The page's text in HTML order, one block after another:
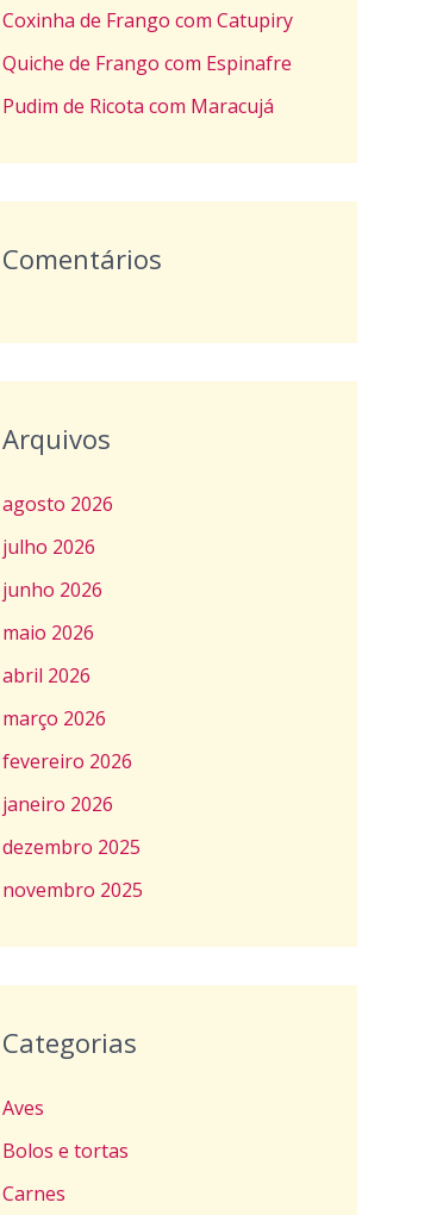
r
p
:
Coxinha de Frango com Catupiry
Quiche de Frango com Espinafre
Pudim de Ricota com Maracujá
Comentários
Arquivos
agosto 2026
julho 2026
junho 2026
maio 2026
abril 2026
março 2026
fevereiro 2026
janeiro 2026
dezembro 2025
novembro 2025
Categorias
Aves
Bolos e tortas
Carnes